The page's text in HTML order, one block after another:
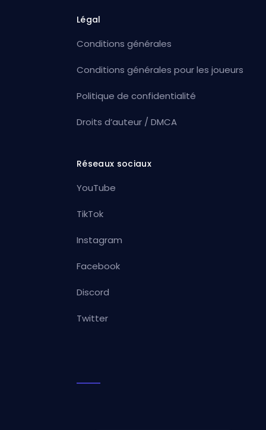
Légal
Conditions générales
Conditions générales pour les joueurs
Politique de confidentialité
Droits d’auteur / DMCA
Réseaux sociaux
YouTube
TikTok
Instagram
Facebook
Discord
Twitter